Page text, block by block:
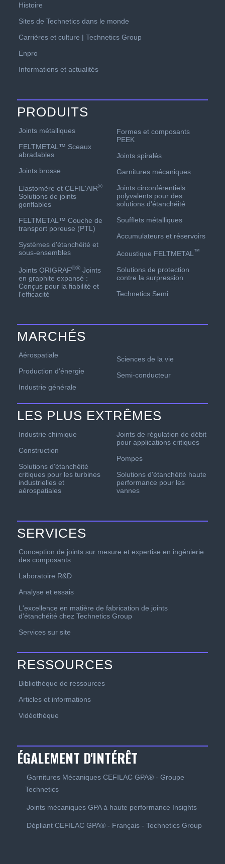
Histoire
Sites de Technetics dans le monde
Carrières et culture | Technetics Group
Enpro
Informations et actualités
PRODUITS
Joints métalliques
FELTMETAL™ Sceaux
abradables
Joints brosse
Elastomère et CEFIL'AIR®
Solutions de joints
gonflables
FELTMETAL™ Couche de
transport poreuse (PTL)
Systèmes d'étanchéité et
sous-ensembles
Joints ORIGRAF®®Joints
en graphite expansé :
Conçus pour la fiabilité et
l'efficacité
Formes et composants
PEEK
Joints spiralés
Garnitures mécaniques
Joints circonférentiels
polyvalents pour des
solutions d'étanchéité
Soufflets métalliques
Accumulateurs et réservoirs
Acoustique FELTMETAL ™
Solutions de protection
contre la surpression
Technetics Semi
MARCHÉS
Aérospatiale
Production d'énergie
Industrie générale
Sciences de la vie
Semi-conducteur
LES PLUS EXTRÊMES
Industrie chimique
Construction
Solutions d'étanchéité
critiques pour les turbines
industrielles et
aérospatiales
Joints de régulation de débit
pour applications critiques
Pompes
Solutions d'étanchéité haute
performance pour les
vannes
SERVICES
Conception de joints sur mesure et expertise en ingénierie
des composants
Laboratoire R&D
Analyse et essais
L'excellence en matière de fabrication de joints
d'étanchéité chez Technetics Group
Services sur site
RESSOURCES
Bibliothèque de ressources
Articles et informations
Vidéothèque
ÉGALEMENT D'INTÉRÊT
Garnitures Mécaniques CEFILAC GPA® - Groupe
Technetics
Joints mécaniques GPA à haute performance Insights
Dépliant CEFILAC GPA® - Français - Technetics Group